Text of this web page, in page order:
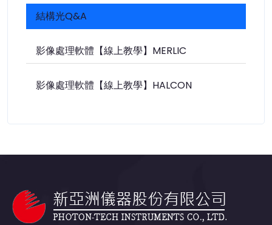
結構光Q&A
影像處理軟體【線上教學】MERLIC
影像處理軟體【線上教學】HALCON